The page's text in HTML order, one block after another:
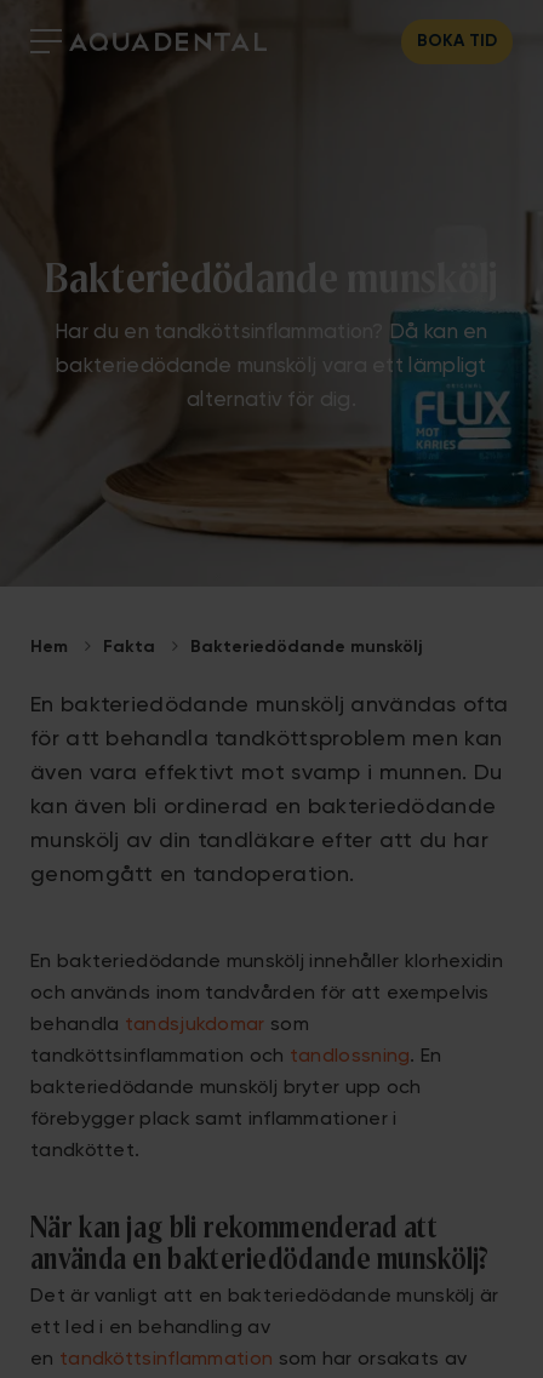
BOKA TID
Bakteriedödande munskölj
Har du en tandköttsinflammation? Då kan en
bakteriedödande munskölj vara ett lämpligt
alternativ för dig.
Hem Fakta Bakteriedödande munskölj
En bakteriedödande munskölj användas ofta
för att behandla tandköttsproblem men kan
även vara effektivt mot svamp i munnen. Du
kan även bli ordinerad en bakteriedödande
munskölj av din tandläkare efter att du har
genomgått en tandoperation.
En bakteriedödande munskölj innehåller klorhexidin
och används inom tandvården för att exempelvis
behandla tandsjukdomar som
tandköttsinflammation och tandlossning. En
bakteriedödande munskölj bryter upp och
förebygger plack samt inflammationer i
tandköttet.
När kan jag bli rekommenderad att
använda en bakteriedödande munskölj?
Det är vanligt att en bakteriedödande munskölj är
ett led i en behandling av
en tandköttsinflammation som har orsakats av